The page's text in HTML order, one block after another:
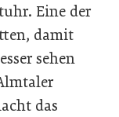
Eine der
damit
sehen
das